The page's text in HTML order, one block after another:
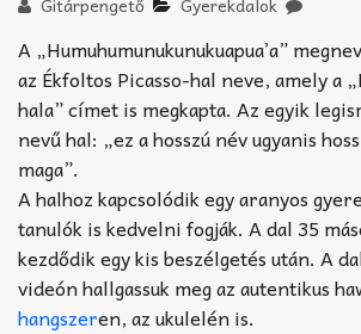
TABok
Improvizáció
A „Humuhumunukunukuapua’a”
az Ékfoltos Picasso-hal neve, amely a
hala” címet is megkapta. Az egyik
nevű hal: „ez a hosszú név ugyanis
maga”.
A halhoz kapcsolódik egy aranyos
tanulók is kedvelni fogják. A dal 35
kezdődik egy kis beszélgetés után. A
videón hallgassuk meg az autentikus
hangszeren, az ukulelén is.